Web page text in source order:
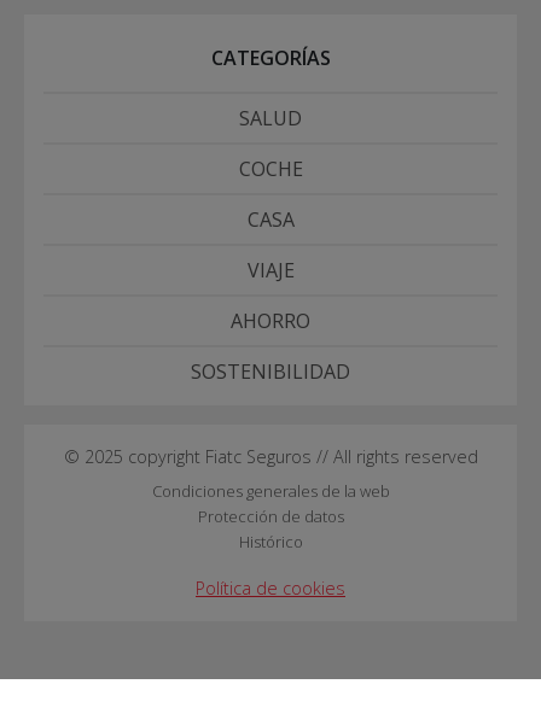
CATEGORÍAS
SALUD
COCHE
CASA
VIAJE
AHORRO
SOSTENIBILIDAD
© 2025 copyright Fiatc Seguros // All rights reserved
Condiciones generales de la web
Protección de datos
Histórico
Política de cookies